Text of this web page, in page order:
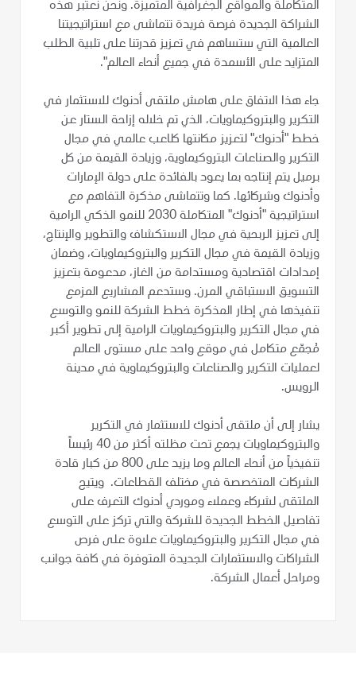
المتكاملة والمواقع الجغرافية المتميزة. ونحن نعتبر هذه
الشراكة الجديدة فرصة فريدة تتماشى مع استراتيجيتنا
العالمية التي ستساهم في تعزيز قدرتنا على تلبية الطلب
المتزايد على الأسمدة في جميع أنحاء العالم".
جاء هذا الاتفاق على هامش ملتقى أدنوك للاستثمار في
التكرير والبتروكيماويات، الذي تم خلاله إزاحة الستار عن
خطط "أدنوك" لتعزيز مكانتها كلاعب عالمي في مجال
التكرير والصناعات البتروكيماوية، وزيادة القيمة من كل
برميل يتم إنتاجه بما يعود بالفائدة على دولة الإمارات
وأدنوك وشركائها. كما وتتماشى مذكرة التفاهم مع
استراتيجية "أدنوك" المتكاملة 2030 للنمو الذكي الرامية
إلى تعزيز الربحية في مجال الاستكشاف والتطوير والإنتاج،
وزيادة القيمة في مجال التكرير والبتروكيماويات، وضمان
إمدادات اقتصادية ومستدامة من الغاز، مدعومة بتعزيز
التسويق الاستباقي المرن. وستدعم المشاريع المزمع
تنفيذها في إطار المذكرة خطط الشركة للنمو والتوسع
في مجال التكرير والبتروكيماويات الرامية إلى تطوير أكبر
مُجمّع متكامل في موقع واحد على مستوى العالم
لعمليات التكرير والصناعات والبتروكيماوية في مدينة
الرويس.
يشار إلى أن ملتقى أدنوك للاستثمار في التكرير
والبتروكيماويات يجمع تحت مظلته أكثر من 40 رئيساً
تنفيذياً من أنحاء العالم وما يزيد على 800 من كبار قادة
الشركات المتخصصة في مختلف القطاعات. ويتيح
الملتقى لشركاء وعملاء وموردي أدنوك التعرف على
تفاصيل الخطط الجديدة للشركة والتي تركز على التوسع
في مجال التكرير والبتروكيماويات علاوة على فرص
الشراكات والاستثمارات الجديدة المتوفرة في كافة جوانب
ومراحل أعمال الشركة.